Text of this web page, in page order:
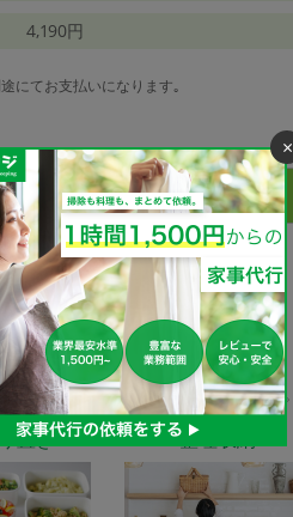
4,190円
にてお支払いになります｡
事代行サービスの種類
頼できるサービスは下記となります。
置き 整理収納
×